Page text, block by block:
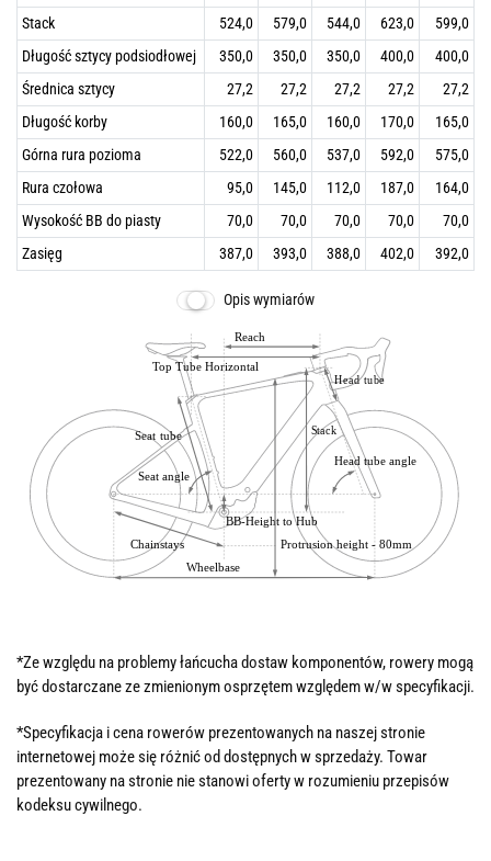
Stack 524,0 579,0 544,0 623,0
599,0
Długość sztycy podsiodłowej
350,0 350,0 350,0 400,0
400,0
Średnica sztycy
27,2 27,2 27,2 27,2
27,2
Długość korby
160,0 165,0 160,0 170,0
165,0
Górna rura pozioma
522,0 560,0 537,0 592,0
575,0
Rura czołowa
95,0 145,0 112,0 187,0
164,0
Wysokość BB do piasty
70,0 70,0 70,0 70,0
70,0
Zasięg
387,0 393,0 388,0 402,0 392,0
Opis wymiarów
*Ze względu na problemy łańcucha dostaw komponentów, rowery mogą
być dostarczane ze zmienionym osprzętem względem w/w specyfikacji.
*Specyfikacja i cena rowerów prezentowanych na naszej stronie
internetowej może się różnić od dostępnych w sprzedaży. Towar
prezentowany na stronie nie stanowi oferty w rozumieniu przepisów
kodeksu cywilnego.